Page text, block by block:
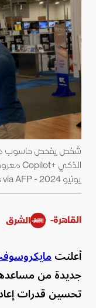
شخص يفحص حاسوب
يونيو 2024 - Getty Images via AFP
القاهرة- الشرق
أعلنت
جديدة من
تحسين قدرات